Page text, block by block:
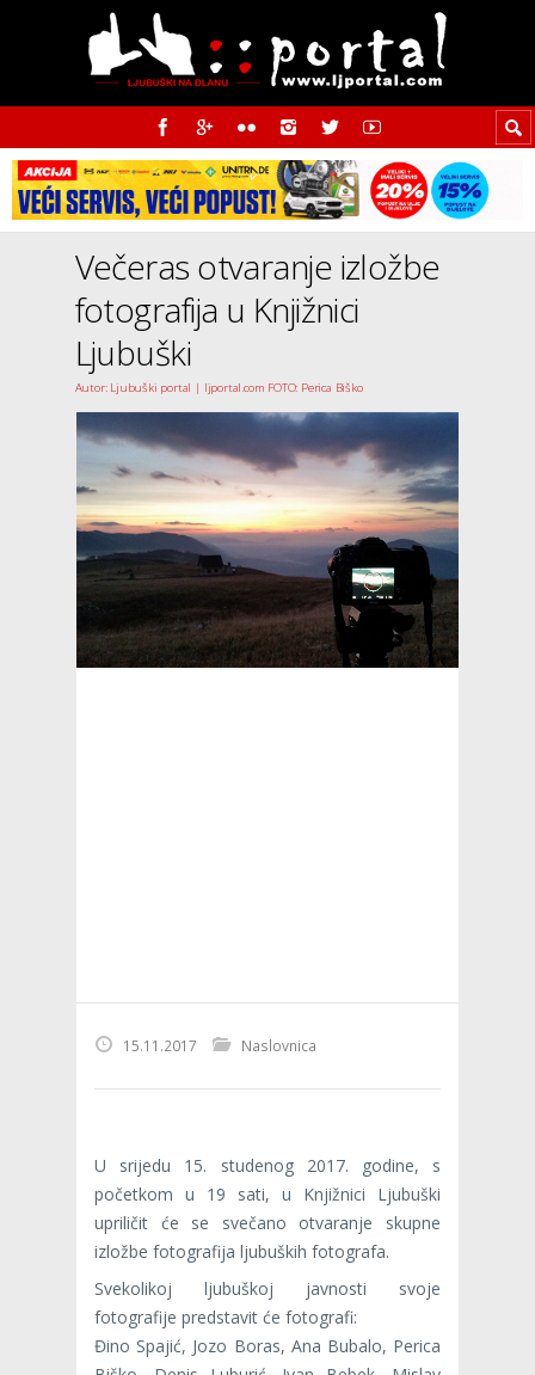
Večeras otvaranje izložbe
fotografija u Knjižnici
Ljubuški
Autor: Ljubuški portal | ljportal.com FOTO: Perica Biško
15.11.2017 Naslovnica
U srijedu 15. studenog 2017. godine, s
početkom u 19 sati, u Knjižnici Ljubuški
upriličit će se svečano otvaranje skupne
izložbe fotografija ljubuških fotografa.
Svekolikoj ljubuškoj javnosti svoje
fotografije predstavit će fotografi:
Đino Spajić, Jozo Boras, Ana Bubalo, Perica